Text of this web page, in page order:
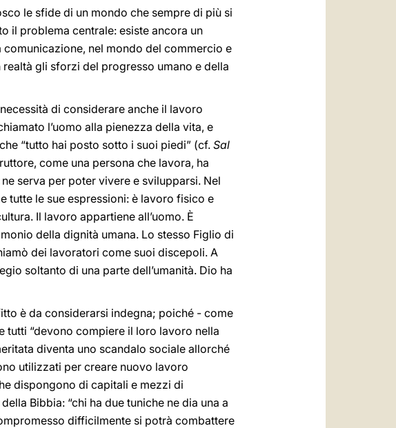
le sfide di un mondo che sempre di più si
il problema centrale: esiste ancora un
nel mondo del commercio e
gli sforzi del progresso umano e della
di considerare anche il lavoro
l’uomo alla pienezza della vita, e
“tutto hai posto sotto i suoi piedi” (cf.Sal
come una persona che lavora, ha
serva per poter vivere e svilupparsi. Nel
tutte le sue espressioni: è lavoro fisico e
Il lavoro appartiene all’uomo. È
della dignità umana. Lo stesso Figlio di
dei lavoratori come suoi discepoli. A
soltanto di una parte dell’umanità. Dio ha
è da considerarsi indegna; poiché - come
tutti “devono compiere il loro lavoro nella
diventa uno scandalo sociale allorché
utilizzati per creare nuovo lavoro
dispongono di capitali e mezzi di
Bibbia: “chi ha due tuniche ne dia una a
difficilmente si potrà combattere